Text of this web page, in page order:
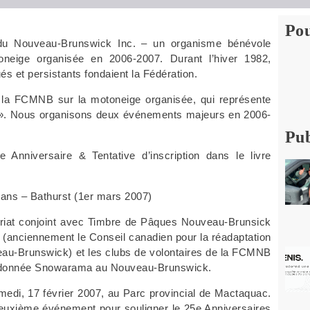
Nouveau-Brunswick Inc. – un organisme bénévole
organisée en 2006-2007. Durant l’hiver 1982,
et persistants fondaient la Fédération.
FCMNB sur la motoneige organisée, qui représente
Nous organisons deux événements majeurs en 2006-
Anniversaire & Tentative d’inscription dans le livre
– Bathurst (1er mars 2007)
conjoint avec Timbre de Pâques Nouveau-Brunsick
le Conseil canadien pour la réadaptation
Brunswick) et les clubs de volontaires de la FCMNB
Snowarama au Nouveau-Brunswick.
17 février 2007, au Parc provincial de Mactaquac.